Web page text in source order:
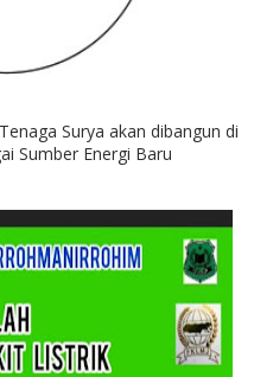
Surya akan dibangun di
Sumber Energi Baru